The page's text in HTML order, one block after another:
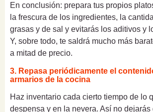
En conclusión: prepara tus propios
la frescura de los ingredientes, la
grasas y de sal y evitarás los aditivos y
Y, sobre todo, te saldrá mucho más
a mitad de precio.
3. Repasa periódicamente el
armarios de la cocina
Haz inventario cada cierto tiempo de lo
despensa y en la nevera. Así no dejarás